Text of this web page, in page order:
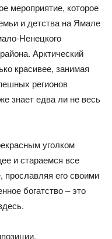
мероприятие, которое
и детства на Ямале
Ненецкого
Арктический
красивее, занимая
регионов
знает едва ли не весь
уголком
и стараемся все
его своими
богатство – это